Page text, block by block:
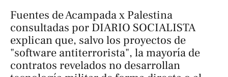
Fuentes de Acampada x Palestina
consultadas por DIARIO SOCIALISTA
explican que, salvo los proyectos de
"software antiterrorista", la mayoría de
contratos revelados no desarrollan